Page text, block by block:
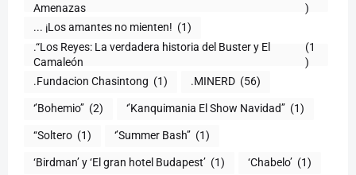
)
... ¡Los amantes no mienten! (1)
.“Los Reyes: La verdadera historia del Buster y El
Camaleón
(1
)
.Fundacion Chasintong (1) .MINERD (56)
‘’Bohemio’’ (2) ‘’Kanquimania El Show Navidad’’ (1)
‘‘Soltero (1) ‘’Summer Bash’’ (1)
‘Birdman’ y ‘El gran hotel Budapest’ (1) ‘Chabelo’ (1)